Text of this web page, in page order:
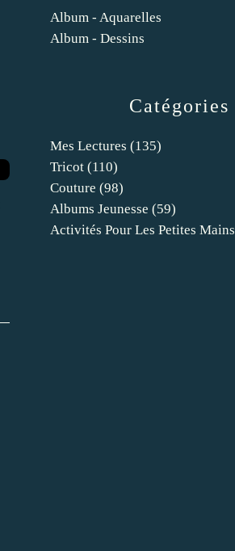
Catégories
Mes Lectures (135)
Tricot (110)
Couture (98)
Albums Jeunesse (59)
Activités Pour Les Petites Mains
Album - Aquarelles
Album - Dessins